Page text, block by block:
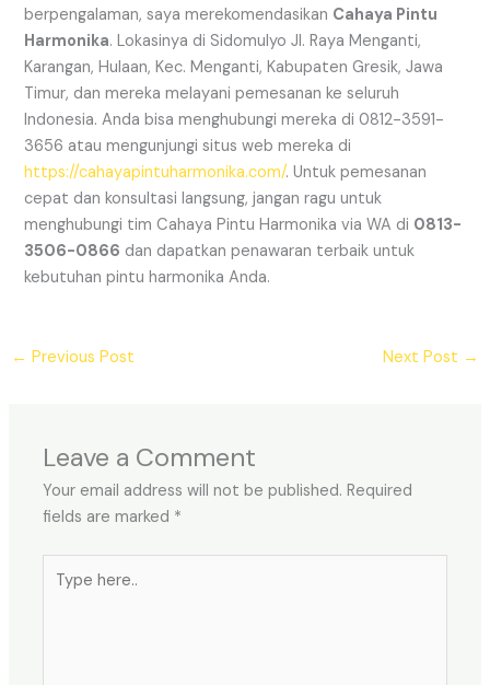
berpengalaman, saya merekomendasikan Cahaya Pintu
Harmonika. Lokasinya di Sidomulyo Jl. Raya Menganti,
Karangan, Hulaan, Kec. Menganti, Kabupaten Gresik, Jawa
Timur, dan mereka melayani pemesanan ke seluruh
Indonesia. Anda bisa menghubungi mereka di 0812-3591-
3656 atau mengunjungi situs web mereka di
https://cahayapintuharmonika.com/. Untuk pemesanan
cepat dan konsultasi langsung, jangan ragu untuk
menghubungi tim Cahaya Pintu Harmonika via WA di 0813-
3506-0866 dan dapatkan penawaran terbaik untuk
kebutuhan pintu harmonika Anda.
← Previous Post Next Post →
Leave a Comment
Your email address will not be published. Required
fields are marked *
here..